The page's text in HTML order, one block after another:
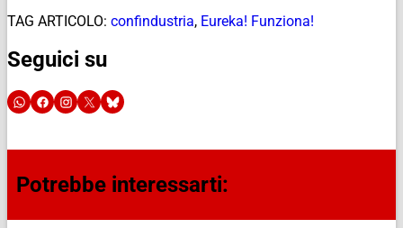
TAG ARTICOLO: confindustria, Eureka! Funziona!
Seguici su
Potrebbe interessarti: